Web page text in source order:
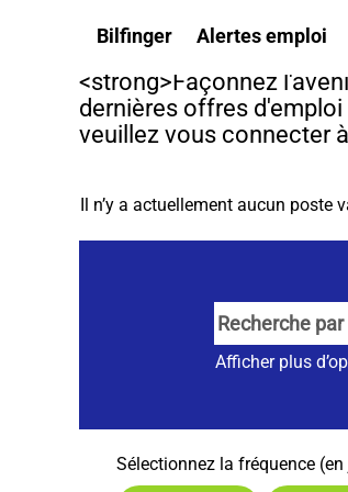
Bilfinger Alertes emploi
Accueil Aperçu des alertes
<strong>Façonnez
dernières offres
veuillez vous connecter
Il n’y a actuellement aucun poste
Afficher plus
Sélectionnez la fréquence